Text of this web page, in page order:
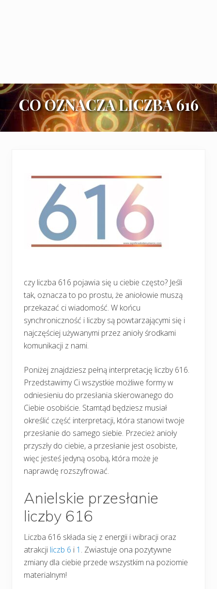
CO OZNACZA LICZBA 616
czy liczba 616 pojawia się u ciebie często? Jeśli
tak, oznacza to po prostu, że aniołowie muszą
przekazać ci wiadomość. W końcu
synchroniczność i liczby są powtarzającymi się i
najczęściej używanymi przez anioły środkami
komunikacji z nami.
Poniżej znajdziesz pełną interpretację liczby 616.
Przedstawimy Ci wszystkie możliwe formy w
odniesieniu do przesłania skierowanego do
Ciebie osobiście. Stamtąd będziesz musiał
określić część interpretacji, która stanowi twoje
przesłanie do samego siebie. Przecież anioły
przyszły do ciebie, a przesłanie jest osobiste,
więc jesteś jedyną osobą, która może je
naprawdę rozszyfrować.
Anielskie przesłanie
liczby 616
Liczba 616 składa się z energii i wibracji oraz
atrakcji liczb 6 i 1 . Zwiastuje ona pozytywne
zmiany dla ciebie przede wszystkim na poziomie
materialnym!